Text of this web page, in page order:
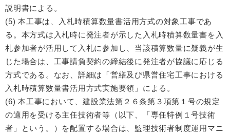
説明書による。
(5) 本工事は、入札時積算数量書活用方式の対象工事であ
る。本方式は入札時に発注者が示した入札時積算数量書を入
札参加者が活用して入札に参加し、当該積算数量に疑義が生
じた場合は、工事請負契約の締結後に発注者が協議に応じる
方式である。なお、詳細は「営繕及び県営住宅工事における
入札時積算数量書活用方式実施要領」による。
(6) 本工事において、建設業法第２６条第３項第１号の規定
の適用を受ける主任技術者等（以下、「専任特例１号技術
者」という。）を配置する場合は、監理技術者制度運用マニ